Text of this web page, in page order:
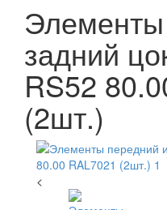
задний
RS52
(2шт.)
<